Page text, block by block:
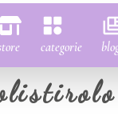
categorie